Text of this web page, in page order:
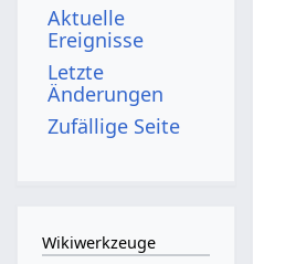
Aktuelle
Ereignisse
Letzte
Änderungen
Zufällige Seite
Wikiwerkzeuge